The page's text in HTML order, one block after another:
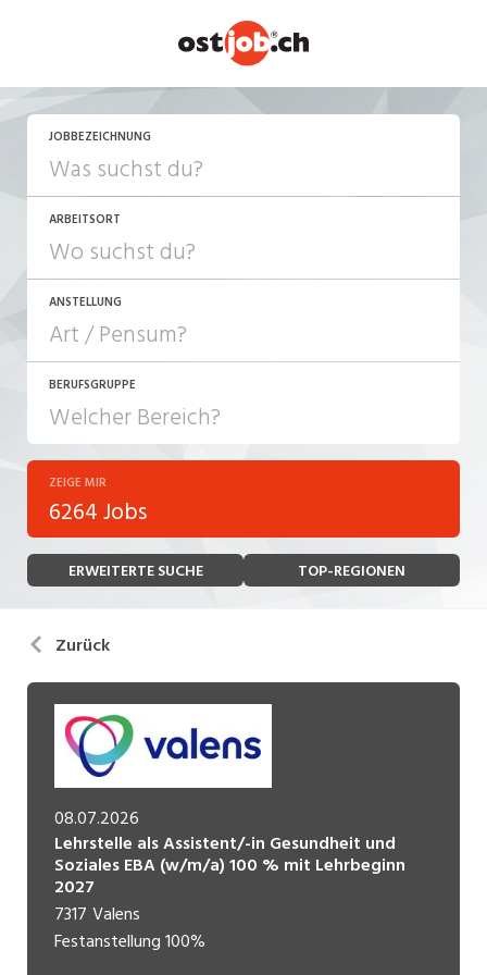
JOBBEZEICHNUNG
ARBEITSORT
ANSTELLUNG
JOB-TYP
Festanstellung
Temporär (befristet)
Freelance
Praktikum
Lehrstelle
Ferienjob
Führungsposition
Management / Kader
BERUFSGRUPPE
Bank, Versicherung
Bau, Handwerk, Elektro
Bildung, Kunst, Design, Soziale Berufe, Sport
Einkauf, Logistik, Transport, Verkehr
Engineering, Technik, Architektur
Gartenbau, Landwirtschaft, Forstwirtschaft
Gastronomie, Hotellerie, Tourismus,
Lebensmittel
Immobilien, Facility Management, Reinigung
ZEIGE MIR
6264 Jobs
ERWEITERTE SUCHE TOP-REGIONEN
Zurück
08.07.2026
Lehrstelle als Assistent/-in Gesundheit und
Soziales EBA (w/m/a) 100 % mit Lehrbeginn
2027
7317 Valens
Festanstellung100%